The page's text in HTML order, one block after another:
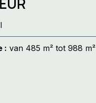
: van 485 m² tot 988 m²